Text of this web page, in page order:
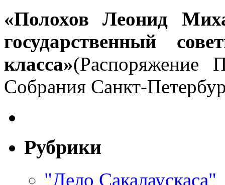
«Полохов Леонид
государственный
класса»(Распоряжение
Собрания Санкт-
Рубрики
"Дело Сакалаускаса"